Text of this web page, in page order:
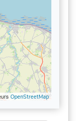
OpenStreetMap